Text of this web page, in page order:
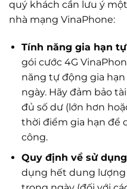
quý khách cần lưu ý
nhà mạng VinaPhone:
Tính năng gia hạn
gói cước 4G
năng tự động gia
ngày. Hãy đảm bảo
đủ số dư (lớn hơn
thời điểm gia hạn để
công.
Quy định về sử
dụng hết dung lượng